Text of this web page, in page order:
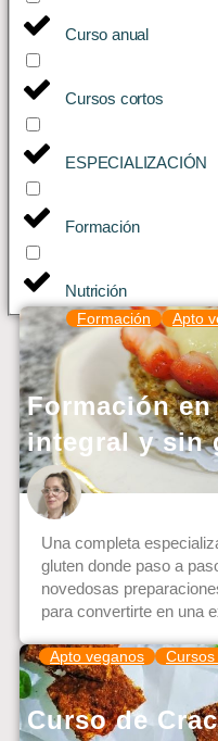
Curso anual
Cursos cortos
ESPECIALIZACIÓN
Formación
Nutrición
Formación Apto
Formación
integral y sin
Una completa
gluten donde paso a
novedosas
para convertirte en una
Apto veganos
Curso de